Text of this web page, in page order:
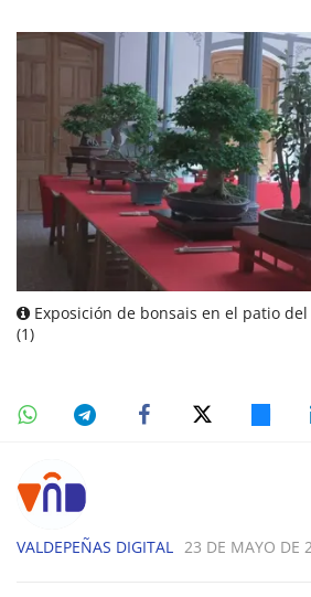
Exposición de bonsais en el patio
(1)
VALDEPEÑAS DIGITAL 23 DE MAYO DE